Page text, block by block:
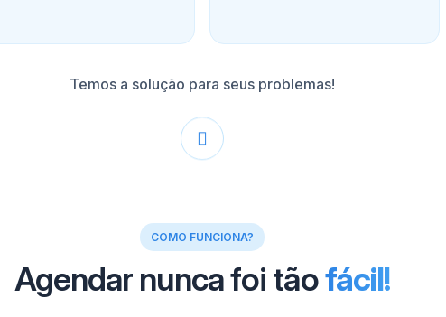
Temos a solução para seus problemas!
COMO FUNCIONA?
Agendar nunca foi tãofácil!